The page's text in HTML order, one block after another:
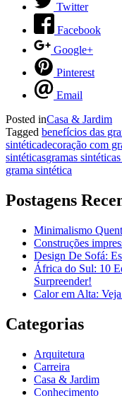
Twitter
Facebook
Google+
Pinterest
Email
Posted inCasa & Jardim
Tagged benefícios das
sintéticadecoração com
sintéticasgramas
grama sintética
Postagens
Minimalismo
Construções
Design De Sofá:
África do Sul: 10
Surpreender!
Calor em Alta:
Categorias
Arquitetura
Carreira
Casa & Jardim
Conhecimento